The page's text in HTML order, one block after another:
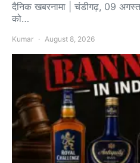
दैनिक खबरनामा | चंडीगढ़, 09
को…
Kumar August 8, 2026